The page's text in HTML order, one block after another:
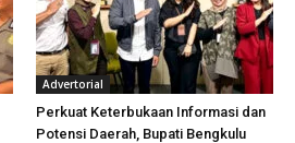
Advertorial
Perkuat Keterbukaan Informasi dan
Potensi Daerah, Bupati Bengkulu